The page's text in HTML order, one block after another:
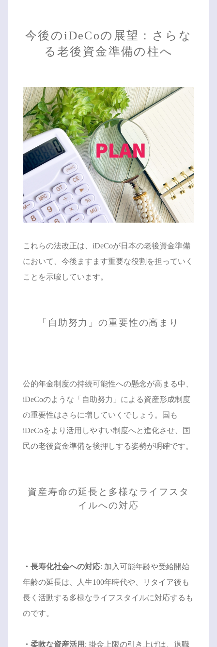
今後のiDeCoの展望：さらな
る老後資金準備の柱へ
これらの法改正は、iDeCoが日本の老後資金準備
において、今後ますます重要な役割を担っていく
ことを示唆しています。
「自助努力」の重要性の高まり
公的年金制度の持続可能性への懸念が高まる中、
iDeCoのような「自助努力」による資産形成制度
の重要性はさらに増していくでしょう。国も
iDeCoをより活用しやすい制度へと進化させ、国
民の老後資金準備を後押しする姿勢が明確です。
資産寿命の延長と多様なライフスタ
イルへの対応
・長寿化社会への対応: 加入可能年齢や受給開始
年齢の延長は、人生100年時代や、リタイア後も
長く活動する多様なライフスタイルに対応するも
のです。
・柔軟な資産活用 : 掛金上限の引き上げは、退職